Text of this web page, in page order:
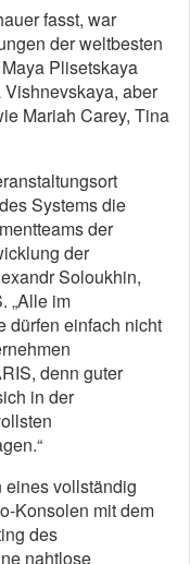
fasst, war
der weltbesten
Plisetskaya
aber
Mariah Carey, Tina
Systems die
der
der
Soloukhin,
„Alle im
dürfen einfach nicht
denn guter
in der
eines vollständig
Konsolen mit dem
des
nahtlose